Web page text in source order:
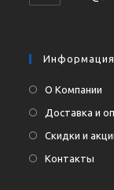
вашем
Информация
О Компании
Доставка и
Скидки и
Контакты